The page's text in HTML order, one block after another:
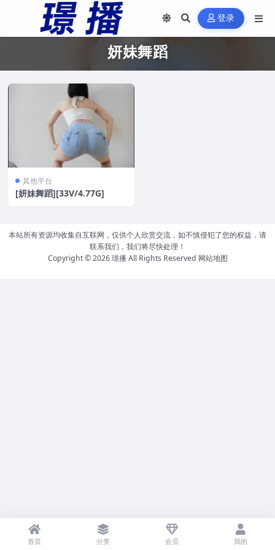
登录
妍妹舞蹈
其他平台
[妍妹舞蹈][33V/4.77G]
本站所有资源均收集自互联网，仅供个人欣赏交流，如不慎侵犯了您的权益，请
联系我们，我们将尽快处理！
Copyright © 2026璟播All Rights Reserved 网站地图
首页 分类 会员 我的